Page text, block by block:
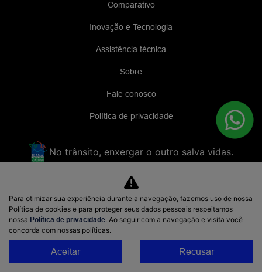
Comparativo
Inovação e Tecnologia
Assistência técnica
Sobre
Fale conosco
Política de privacidade
No trânsito, enxergar o outro salva vidas.
NAVESA MOTORS LTDA
48.952.219/0001-17
Desenvolvido pela DEALERSPACE ® Direitos Reservados.
Para otimizar sua experiência durante a navegação, fazemos uso de nossa
Política de cookies e para proteger seus dados pessoais respeitamos
nossa Política de privacidade. Ao seguir com a navegação e visita você
concorda com nossas políticas.
Aceitar Recusar